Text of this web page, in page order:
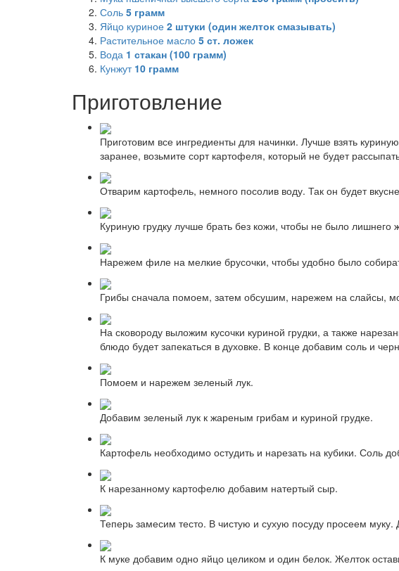
Соль 5 грамм
Яйцо куриное 2 штуки (один желток смазывать)
Растительное масло 5 ст. ложек
Вода 1 стакан (100 грамм)
Кунжут 10 грамм
Приготовление
Приготовим все ингредиенты для начинки. Лучше взять
заранее, возьмите сорт картофеля, который не будет
Отварим картофель, немного посолив воду. Так он будет
Куриную грудку лучше брать без кожи, чтобы не было
Нарежем филе на мелкие брусочки, чтобы удобно было
Грибы сначала помоем, затем обсушим, нарежем на слайсы,
На сковороду выложим кусочки куриной грудки, а также
блюдо будет запекаться в духовке. В конце добавим соль и
Помоем и нарежем зеленый лук.
Добавим зеленый лук к жареным грибам и куриной грудке.
Картофель необходимо остудить и нарезать на кубики. Соль
К нарезанному картофелю добавим натертый сыр.
Теперь замесим тесто. В чистую и сухую посуду просеем муку.
К муке добавим одно яйцо целиком и один белок. Желток